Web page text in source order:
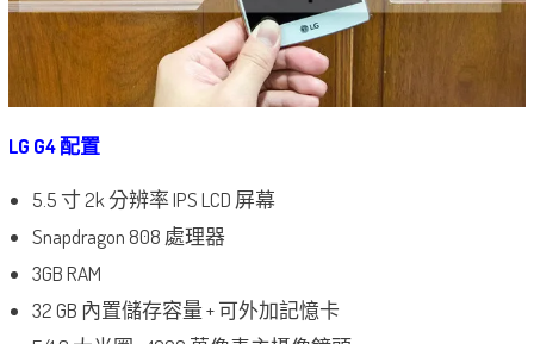
LG G4 配置
5.5 寸 2k 分辨率 IPS LCD 屏幕
Snapdragon 808 處理器
3GB RAM
32 GB 內置儲存容量 + 可外加記憶卡